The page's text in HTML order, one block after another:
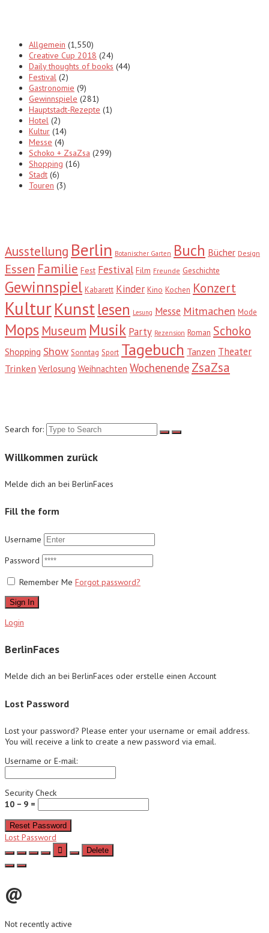
Allgemein (1,550)
Creative Cup 2018 (24)
Daily thoughts of books (44)
Festival (2)
Gastronomie (9)
Gewinnspiele (281)
Hauptstadt-Rezepte (1)
Hotel (2)
Kultur (14)
Messe (4)
Schoko + ZsaZsa (299)
Shopping (16)
Stadt (6)
Touren (3)
Ausstellung Berlin Botanischer Garten Buch Bücher Design
Essen Familie Fest Festival Film Freunde Geschichte
Gewinnspiel Kabarett Kinder Kino Kochen Konzert
KulturKunstlesen Lesung Messe Mitmachen Mode
Mops Museum Musik Party Rezension Roman Schoko
Shopping Show Sonntag Sport Tagebuch Tanzen Theater
Trinken Verlosung Weihnachten Wochenende ZsaZsa
Search for:
Willkommen zurück
Melde dich an bei BerlinFaces
Fill the form
Username
Password
Remember Me Forgot password?
Sign In
Login
BerlinFaces
Melde dich an bei BerlinFaces oder erstelle einen Account
Lost Password
Lost your password? Please enter your username or email address.
You will receive a link to create a new password via email.
Username or E-mail:
Security Check
10 − 9 =
Reset Password
Lost Password
Delete
@
Not recently active